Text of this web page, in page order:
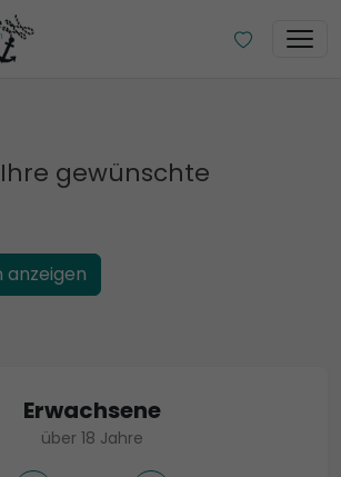
gewünschte
anzeigen
Erwachsene
über 18 Jahre